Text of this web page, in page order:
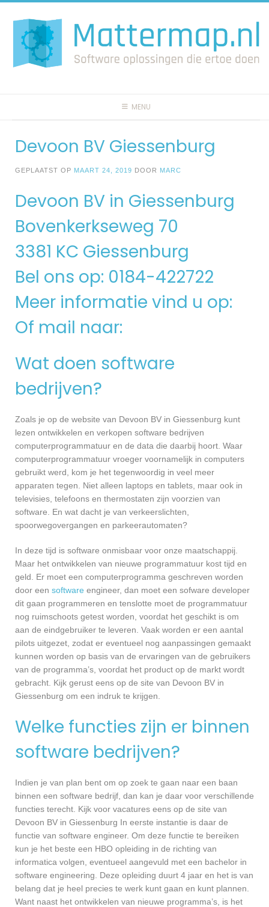
naar
inhoud
MENU
Devoon BV Giessenburg
GEPLAATST OP MAART 24, 2019 DOOR MARC
Devoon BV in Giessenburg
Bovenkerkseweg 70
3381 KC Giessenburg
Bel ons op: 0184-422722
Meer informatie vind u op:
Of mail naar:
Wat doen software
bedrijven?
Zoals je op de website van Devoon BV in Giessenburg kunt
lezen ontwikkelen en verkopen software bedrijven
computerprogrammatuur en de data die daarbij hoort. Waar
computerprogrammatuur vroeger voornamelijk in computers
gebruikt werd, kom je het tegenwoordig in veel meer
apparaten tegen. Niet alleen laptops en tablets, maar ook in
televisies, telefoons en thermostaten zijn voorzien van
software. En wat dacht je van verkeerslichten,
spoorwegovergangen en parkeerautomaten?
In deze tijd is software onmisbaar voor onze maatschappij.
Maar het ontwikkelen van nieuwe programmatuur kost tijd en
geld. Er moet een computerprogramma geschreven worden
door een software engineer, dan moet een sofware developer
dit gaan programmeren en tenslotte moet de programmatuur
nog ruimschoots getest worden, voordat het geschikt is om
aan de eindgebruiker te leveren. Vaak worden er een aantal
pilots uitgezet, zodat er eventueel nog aanpassingen gemaakt
kunnen worden op basis van de ervaringen van de gebruikers
van de programma’s, voordat het product op de markt wordt
gebracht. Kijk gerust eens op de site van Devoon BV in
Giessenburg om een indruk te krijgen.
Welke functies zijn er binnen
software bedrijven?
Indien je van plan bent om op zoek te gaan naar een baan
binnen een software bedrijf, dan kan je daar voor verschillende
functies terecht. Kijk voor vacatures eens op de site van
Devoon BV in Giessenburg In eerste instantie is daar de
functie van software engineer. Om deze functie te bereiken
kun je het beste een HBO opleiding in de richting van
informatica volgen, eventueel aangevuld met een bachelor in
software engineering. Deze opleiding duurt 4 jaar en het is van
belang dat je heel precies te werk kunt gaan en kunt plannen.
Want naast het ontwikkelen van nieuwe programma’s, is het